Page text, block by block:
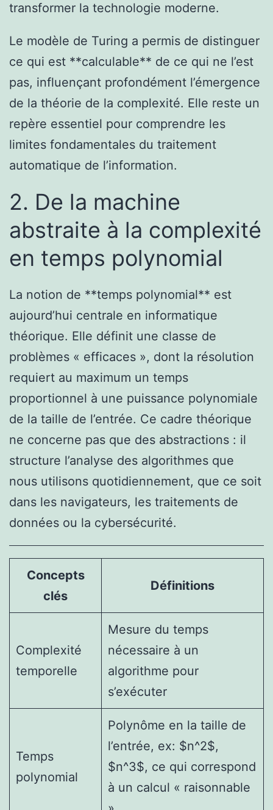
transformer la technologie moderne.
Le modèle de Turing a permis de distinguer
ce qui est **calculable** de ce qui ne l’est
pas, influençant profondément l’émergence
de la théorie de la complexité. Elle reste un
repère essentiel pour comprendre les
limites fondamentales du traitement
automatique de l’information.
2. De la machine
abstraite à la complexité
en temps polynomial
La notion de **temps polynomial** est
aujourd’hui centrale en informatique
théorique. Elle définit une classe de
problèmes « efficaces », dont la résolution
requiert au maximum un temps
proportionnel à une puissance polynomiale
de la taille de l’entrée. Ce cadre théorique
ne concerne pas que des abstractions : il
structure l’analyse des algorithmes que
nous utilisons quotidiennement, que ce soit
dans les navigateurs, les traitements de
données ou la cybersécurité.
Concepts
clés
Définitions
Complexité
temporelle
Mesure du temps
nécessaire à un
algorithme pour
s’exécuter
Temps
polynomial
Polynôme en la taille de
l’entrée, ex: $n^2$,
$n^3$, ce qui correspond
à un calcul « raisonnable